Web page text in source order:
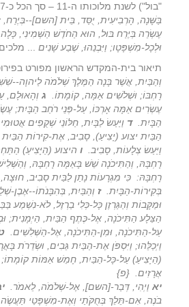
"בול") לשנת מלוכותו ה-11 – סך הכל כ-7 שנות בנייה (" ...
בַּשָּׁנָה, הָרְבִיעִית, יֻסַּד, בֵּית [השם]--בְּיֶרַח,
עֶשְׂרֵה בְּיֶרַח בּוּל, הוּא הַחֹדֶשׁ הַשְּׁמִינִי, כָּלָה
וּלְכָל-מִשְׁפָּטָו; וַיִּבְנֵהוּ, שֶׁבַע שָׁנִים ...
תיאור בית-המקדש הראשון מפורט
וְהַבַּיִת, אֲשֶׁר בָּנָה הַמֶּלֶךְ שְׁלֹמֹה לַיהוָה--
רָחְבּוֹ; וּשְׁלֹשִׁים אַמָּה, קוֹמָתוֹ. ג וְהָאוּלָם,
עֶשְׂרִים אַמָּה אָרְכּוֹ, עַל-פְּנֵי רֹחַב הַבָּיִת;
הַבָּיִת.ד וַיַּעַשׂ לַבָּיִת, חַלּוֹנֵי שְׁקֻפִים
הַבַּיִת יצוע (יָצִיעַ), סָבִיב, אֶת-קִירוֹת הַבַּיִת
וַיַּעַשׂ צְלָעוֹת, סָבִיב. ו היצוע (הַיָּצִיעַ)
רָחְבָּהּ, וְהַתִּיכֹנָה שֵׁשׁ בָּאַמָּה רָחְבָּהּ,
רָחְבָּהּ: כִּי מִגְרָעוֹת נָתַן לַבַּיִת סָבִיב,
בְּקִירוֹת-הַבָּיִת.ז וְהַבַּיִת, בְּהִבָּנֹתוֹ--אֶבֶן-
וּמַקָּבוֹת וְהַגַּרְזֶן כָּל-כְּלִי בַרְזֶל, לֹא-נִשְׁמַע
הַצֵּלָע הַתִּיכֹנָה, אֶל-כֶּתֶף הַבַּיִת, הַיְמָנִית;
עַל-הַתִּיכֹנָה, וּמִן-הַתִּיכֹנָה, אֶל-הַשְּׁלִשִׁים.
וַיְכַלֵּהוּ; וַיִּסְפֹּן אֶת-הַבַּיִת גֵּבִים, וּשְׂדֵרֹת
(הַיָּצִיעַ) עַל-כָּל-הַבַּיִת, חָמֵשׁ אַמּוֹת קוֹמָתוֹ;
אֲרָזִים. {פ}
יא וַיְהִי, דְּבַר-[השם], אֶל-שְׁלֹמֹה, לֵאמֹר.
בֹנֶה, אִם-תֵּלֵךְ בְּחֻקֹּתַי וְאֶת-מִשְׁפָּטַי